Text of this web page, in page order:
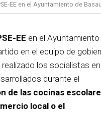
EE en el Ayuntamiento de
EE en el Ayuntamiento
en el equipo de
los socialistas
durante el
de las cocinas
local o el